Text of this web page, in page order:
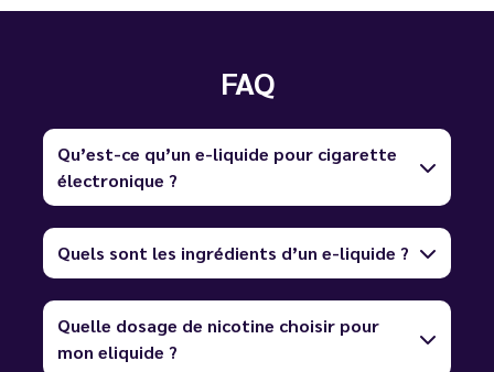
FAQ
Qu’est-ce qu’un e-liquide pour cigarette
électronique ?
Quels sont les ingrédients d’un e-liquide ?
Quelle dosage de nicotine choisir pour
mon eliquide ?